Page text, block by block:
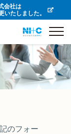
会社は
いたしました。